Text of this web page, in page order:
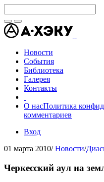
Новости
События
Библиотека
Галерея
Контакты
О насПолитика
комментариев
Вход
01 марта 2010/ Новости/
Черкесский аул на